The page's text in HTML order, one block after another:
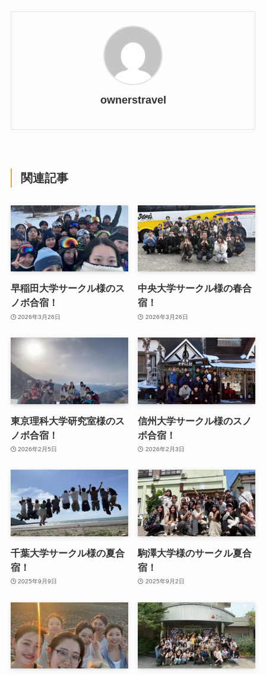
ownerstravel
関連記事
早稲田大学サークル様のス
ノボ合宿！
2026年3月26日
中央大学サークル様の春合
宿！
2026年3月26日
東京理科大学研究室様のス
ノボ合宿！
2026年2月5日
信州大学サークル様のスノ
ボ合宿！
2026年2月3日
千葉大学サークル様の夏合
宿！
2025年9月9日
駒澤大学様のサークル夏合
宿！
2025年9月2日